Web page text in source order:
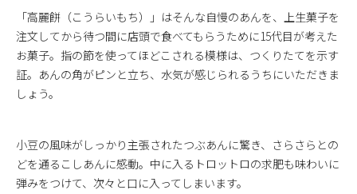
「高麗餅（こうらいもち）」はそんな自慢のあんを、上生菓子を
注文してから待つ間に店頭で食べてもらうために15代目が考えた
お菓子。指の節を使ってほどこされる模様は、つくりたてを示す
証。あんの角がピンと立ち、水気が感じられるうちにいただきま
しょう。
小豆の風味がしっかり主張されたつぶあんに驚き、さらさらとの
どを通るこしあんに感動。中に入るトロットロの求肥も味わいに
弾みをつけて、次々と口に入ってしまいます。